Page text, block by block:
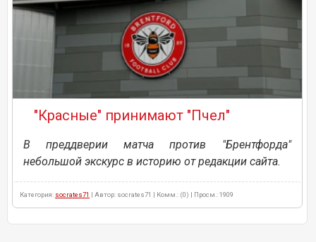
"Красные" принимают "Пчел"
В преддверии матча против "Брентфорда"
небольшой экскурс в историю от редакции сайта.
Категория: socrates71 | Автор: socrates71 | Комм.: (0) | Просм.: 1909